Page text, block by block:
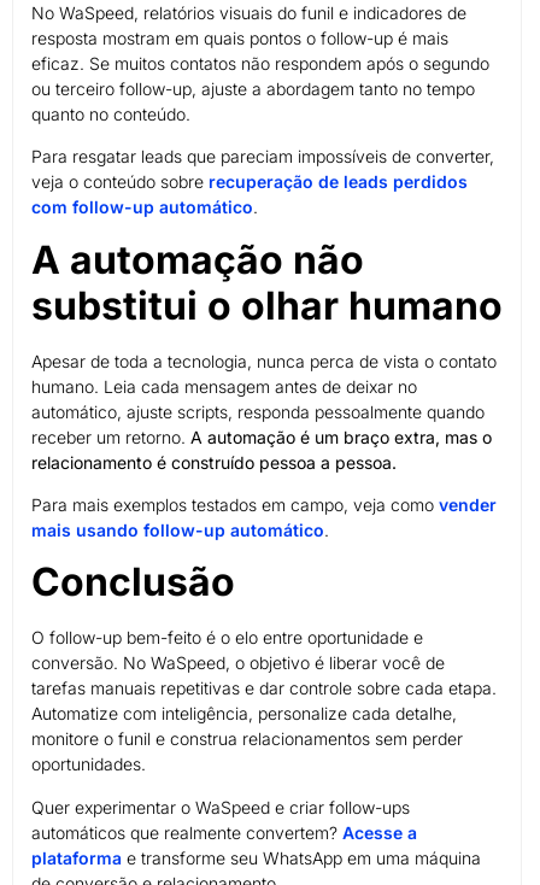
No WaSpeed, relatórios visuais do funil e indicadores de
resposta mostram em quais pontos o follow-up é mais
eficaz. Se muitos contatos não respondem após o segundo
ou terceiro follow-up, ajuste a abordagem tanto no tempo
quanto no conteúdo.
Para resgatar leads que pareciam impossíveis de converter,
veja o conteúdo sobre recuperação de leads perdidos
com follow-up automático.
A automação não
substitui o olhar humano
Apesar de toda a tecnologia, nunca perca de vista o contato
humano. Leia cada mensagem antes de deixar no
automático, ajuste scripts, responda pessoalmente quando
receber um retorno. A automação é um braço extra, mas o
relacionamento é construído pessoa a pessoa.
Para mais exemplos testados em campo, veja como vender
mais usando follow-up automático.
Conclusão
O follow-up bem-feito é o elo entre oportunidade e
conversão. No WaSpeed, o objetivo é liberar você de
tarefas manuais repetitivas e dar controle sobre cada etapa.
Automatize com inteligência, personalize cada detalhe,
monitore o funil e construa relacionamentos sem perder
oportunidades.
Quer experimentar o WaSpeed e criar follow-ups
automáticos que realmente convertem? Acesse a
plataforma e transforme seu WhatsApp em uma máquina